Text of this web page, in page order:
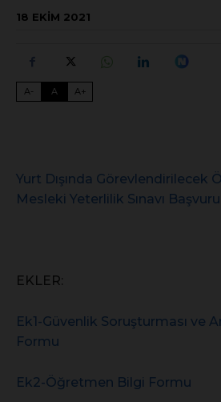
18 EKIM 2021
A- A A+
Yurt Dışında Görevlendirilecek
Mesleki Yeterlilik Sınavı
EKLER:
Ek1-Güvenlik Soruşturması ve
Formu
Ek2-Öğretmen Bilgi Formu